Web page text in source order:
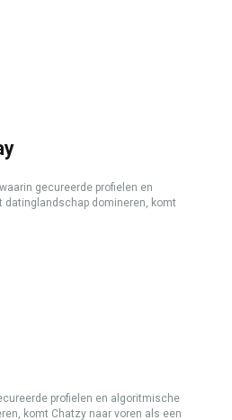
gecureerde profielen en
domineren, komt
profielen en algoritmische
komt Chatzy naar voren als een